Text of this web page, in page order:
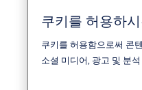
쿠키를 허용하
쿠키를 허용함으로써 콘
소셜 미디어, 광고 및 분